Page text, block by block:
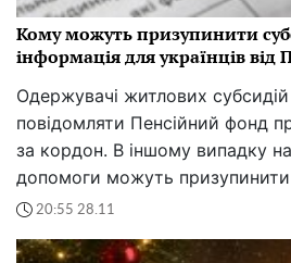
Кому можуть призупинити
інформація для українців від
Одержувачі житлових субсидій
повідомляти Пенсійний фонд
за кордон. В іншому випадку
допомоги можуть призупинити
20:55 28.11